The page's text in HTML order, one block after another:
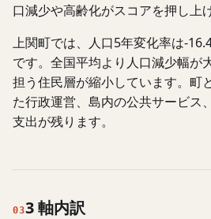
口減少や高齢化がスコアを押し上
上関町では、人口5年変化率は-
です。全国平均より人口減少幅が
担う住民層が縮小しています。町
た行政運営、島内の公共サービス
支出が残ります。
033 軸内訳